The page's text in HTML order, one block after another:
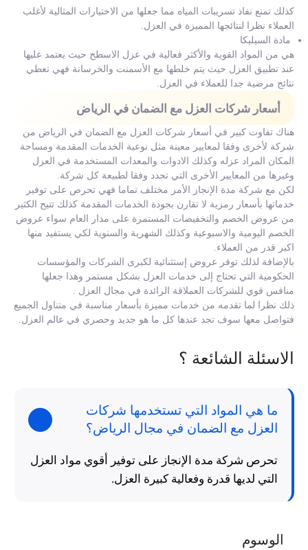
كذلك تمنع نفاذ تسريبات المياه مما جعلها من الاختيارات المثالية لأغلب
العملاء نظرا لنتائجها المميزة في العزل.
مادة السيليكا
هي من المواد القوية والأكثر فعالية في عزل الاسطح حيث يعتمد عليها
عند تطبيق العزل حيث يتم خلطها مع الأسمنت والخرسانة فهي تعطي
نتائج مرضية جدا للعملاء في العزل.
أسعار شركات العزل مع الضمان في الرياض
هناك تفاوت كبير في أسعار شركات العزل مع الضمان في الرياض من
شركة لأخرى وفقا لمعايير معينة مثل نوعية الخدمات المقدمة ومساحة
المكان المراد عزله وكذلك الادوات والمعدات المستخدمة في العزل
وغيرها من المعايير الأخرى التي تحدد وفقا لطبيعة كل شركة.
لكن مع شركة مدة الإنجاز الأمر مختلف تماما فهي تحرص على توفير
خدماتها بأسعار رمزية لا تقارن بجودة الخدمات المقدمة كذلك تتيح الكثير
من عروض الخصم والتخفيضات المستمرة على مدار العام سواء عروض
الخصم اليومية والاسبوعية وكذلك الشهرية والسنوية لكي يستفيد منها
اكبر قدر من العملاء.
بالإضافة لذلك توفر عروض إستثنائية لكبرى الشركات والمؤسسات
الحكومية التي تحتاج إلى خدمات العزل بشكل مستمر وهذا جعلها
منافس قوي للشركات العملاقة الرائدة في مجال العزل .
ذلك نظرا لما تقدمه من خدمات مميزة بأسعار مناسبة في متناول الجميع
فتواصل معها سوف تجد عندها كل ما هو جديد وحصري في عالم العزل.
الاسئلة الشائعة ؟
ما هي المواد التي تستخدمها شركات
العزل مع الضمان في مجال الرياض؟
تحرص شركة مدة الإنجاز على توفير أقوي مواد العزل
التي لديها قدرة وفعالية كبيرة العزل.
الوسوم